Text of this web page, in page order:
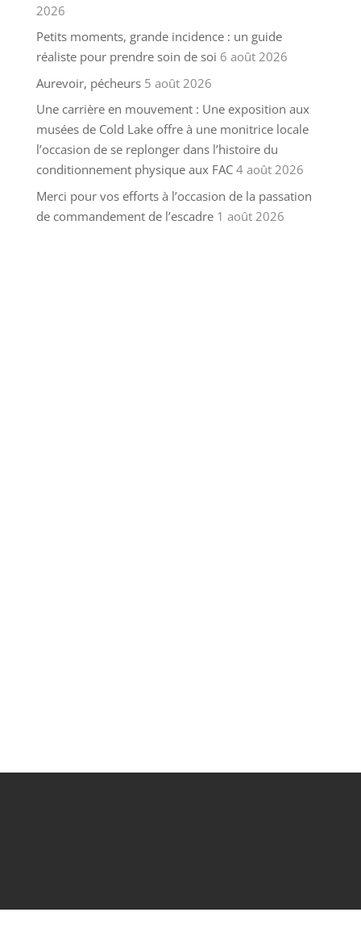
2026
Petits moments, grande incidence : un guide
réaliste pour prendre soin de soi 6 août 2026
Aurevoir, pécheurs 5 août 2026
Une carrière en mouvement : Une exposition aux
musées de Cold Lake offre à une monitrice locale
l’occasion de se replonger dans l’histoire du
conditionnement physique aux FAC 4 août 2026
Merci pour vos efforts à l’occasion de la passation
de commandement de l’escadre 1 août 2026